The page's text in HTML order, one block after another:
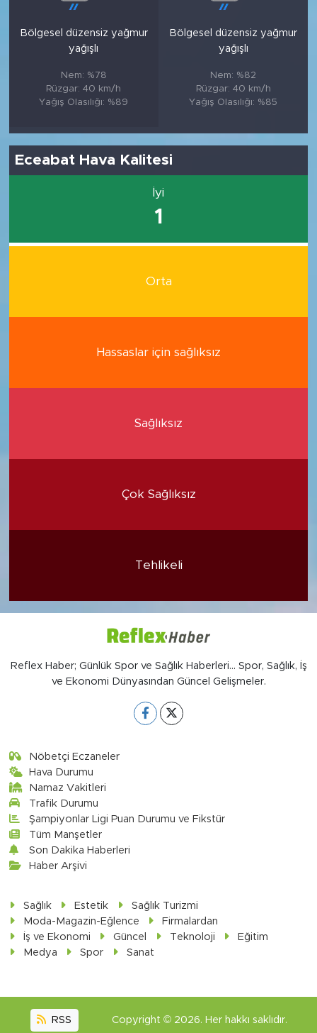
Bölgesel düzensiz yağmur
yağışlı
Nem: %78
Rüzgar: 40 km/h
Yağış Olasılığı: %89
Bölgesel düzensiz yağmur
yağışlı
Nem: %82
Rüzgar: 40 km/h
Yağış Olasılığı: %85
Eceabat Hava Kalitesi
İyi
1
Orta
Hassaslar için sağlıksız
Sağlıksız
Çok Sağlıksız
Tehlikeli
Reflex Haber; Günlük Spor ve Sağlık Haberleri... Spor, Sağlık, İş
ve Ekonomi Dünyasından Güncel Gelişmeler.
Nöbetçi Eczaneler
Hava Durumu
Namaz Vakitleri
Trafik Durumu
Şampiyonlar Ligi Puan Durumu ve Fikstür
Tüm Manşetler
Son Dakika Haberleri
Haber Arşivi
Sağlık Estetik
Sağlık Turizmi
Moda-Magazin-Eğlence
Firmalardan
İş ve Ekonomi
Güncel Teknoloji
Eğitim
Medya
Spor Sanat
RSS Copyright © 2026. Her hakkı saklıdır.